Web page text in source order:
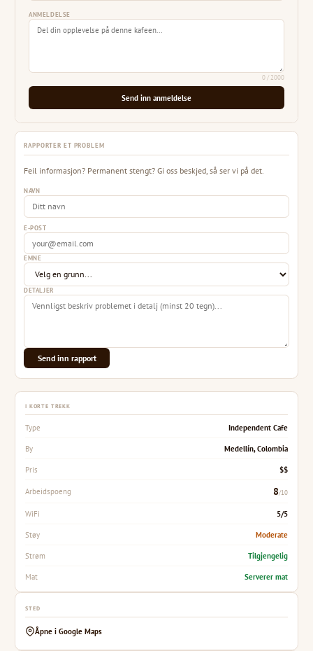
ANMELDELSE
0/ 2000
Send inn anmeldelse
RAPPORTER ET PROBLEM
Feil informasjon? Permanent stengt? Gi oss beskjed, så ser vi på det.
NAVN
E-POST
EMNE
DETALJER
Send inn rapport
I KORTE TREKK
Type Independent Cafe
By Medellín, Colombia
Pris $$
Arbeidspoeng 8/10
WiFi 5/5
Støy Moderate
Strøm Tilgjengelig
Mat Serverer mat
STED
Åpne i Google Maps